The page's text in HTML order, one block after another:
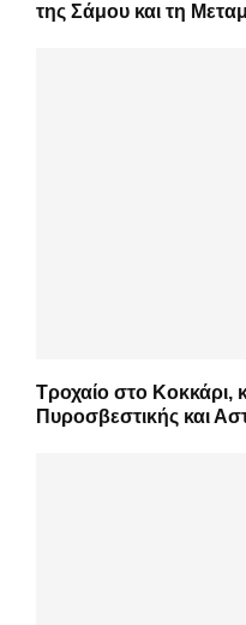
της Σάμου και τη
Τροχαίο στο Κοκκάρι,
Πυροσβεστικής και